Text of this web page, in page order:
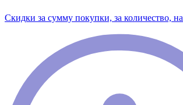
Скидки за сумму покупки, за количество,